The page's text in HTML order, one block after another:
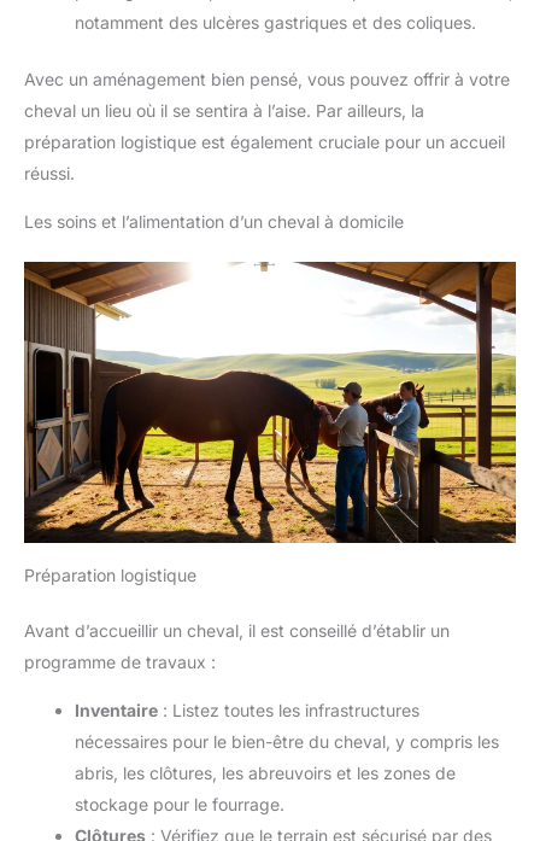
notamment des ulcères gastriques et des coliques.
Avec un aménagement bien pensé, vous pouvez offrir à votre
cheval un lieu où il se sentira à l’aise. Par ailleurs, la
préparation logistique est également cruciale pour un accueil
réussi.
Les soins et l’alimentation d’un cheval à domicile
Préparation logistique
Avant d’accueillir un cheval, il est conseillé d’établir un
programme de travaux :
Inventaire : Listez toutes les infrastructures
nécessaires pour le bien-être du cheval, y compris les
abris, les clôtures, les abreuvoirs et les zones de
stockage pour le fourrage.
Clôtures : Vérifiez que le terrain est sécurisé par des